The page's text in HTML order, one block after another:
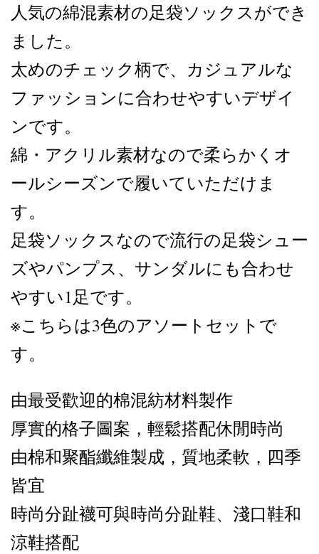
人気の綿混素材の足袋ソックスができ
ました。
太めのチェック柄で、カジュアルな
ファッションに合わせやすいデザイ
ンです。
綿・アクリル素材なので柔らかくオ
ールシーズンで履いていただけま
す。
足袋ソックスなので流行の足袋シュー
ズやパンプス、サンダルにも合わせ
やすい1足です。
※こちらは3色のアソートセットで
す。
由最受歡迎的棉混紡材料製作
厚實的格子圖案，輕鬆搭配休閒時尚
由棉和聚酯纖維製成，質地柔軟，四季
皆宜
時尚分趾襪可與時尚分趾鞋、淺口鞋和
涼鞋搭配